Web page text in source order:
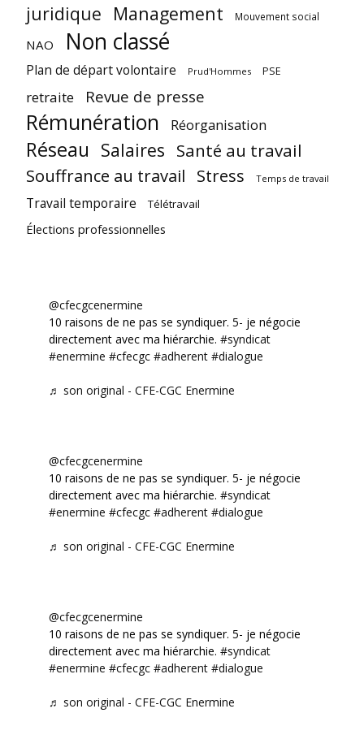
juridique Management Mouvement social
NAO Non classé
Plan de départ volontaire Prud'Hommes PSE
retraite Revue de presse
Rémunération Réorganisation
Réseau Salaires Santé au travail
Souffrance au travail Stress Temps de travail
Travail temporaire Télétravail
Élections professionnelles
@cfecgcenermine
10 raisons de ne pas se syndiquer. 5- je négocie
directement avec ma hiérarchie. #syndicat
#enermine #cfecgc #adherent #dialogue
♬ son original - CFE-CGC Enermine
@cfecgcenermine
10 raisons de ne pas se syndiquer. 5- je négocie
directement avec ma hiérarchie. #syndicat
#enermine #cfecgc #adherent #dialogue
♬ son original - CFE-CGC Enermine
@cfecgcenermine
10 raisons de ne pas se syndiquer. 5- je négocie
directement avec ma hiérarchie. #syndicat
#enermine #cfecgc #adherent #dialogue
♬ son original - CFE-CGC Enermine